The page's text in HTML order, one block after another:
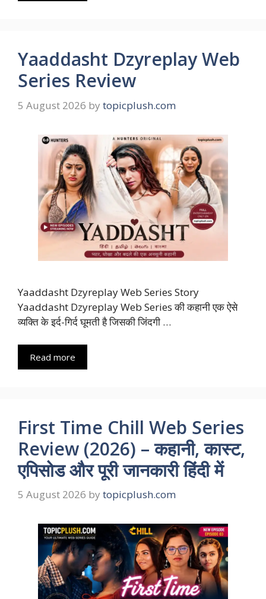
Yaaddasht Dzyreplay Web
Series Review
5 August 2026 by topicplush.com
Yaaddasht Dzyreplay Web Series Story
Yaaddasht Dzyreplay Web Series की कहानी एक ऐसे
व्यक्ति के इर्द-गिर्द घूमती है जिसकी जिंदगी …
Read more
First Time Chill Web Series
Review (2026) – कहानी, कास्ट,
एपिसोड और पूरी जानकारी हिंदी में
5 August 2026 by topicplush.com